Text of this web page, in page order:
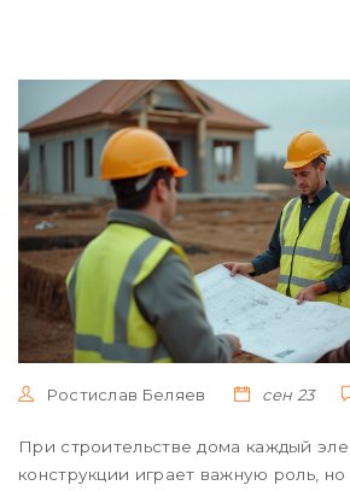
Ростислав Беляев сен 23
При строительстве дома каждый
конструкции играет важную роль, но